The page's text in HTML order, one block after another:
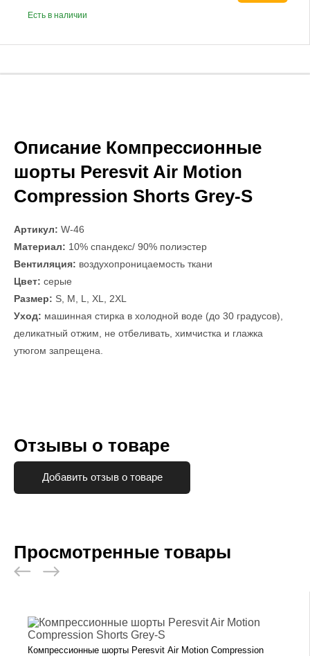
Есть в наличии
Описание Компрессионные
шорты Peresvit Air Motion
Compression Shorts Grey-S
Артикул: W-46
Материал: 10% спандекс/ 90% полиэстер
Вентиляция: воздухопроницаемость ткани
Цвет: серые
Размер: S, M, L, XL, 2XL
Уход: машинная стирка в холодной воде (до 30 градусов),
деликатный отжим, не отбеливать, химчистка и глажка
утюгом запрещена.
Отзывы о товаре
Добавить отзыв о товаре
Просмотренные товары
Компрессионные шорты Peresvit Air Motion Compression